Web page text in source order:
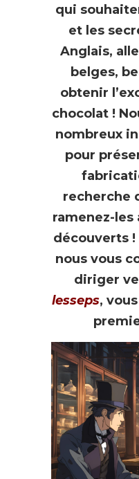
qui
et les
Anglais,
belges,
obtenir
chocolat !
nombreux
pour
recherche
ramenez-les
découverts
nous vous
diriger
lesseps,